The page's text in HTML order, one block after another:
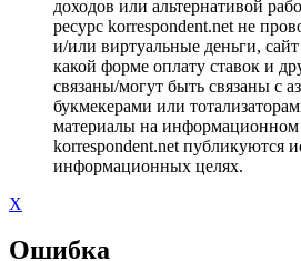
доходов или альтернативой
ресурс korrespondent.net не
и/или виртуальные деньги,
какой форме оплату ставок и
связаны/могут быть связаны с
букмекерами или
материалы на информационном
korrespondent.net публикуются
информационных целях.
X
Ошибка